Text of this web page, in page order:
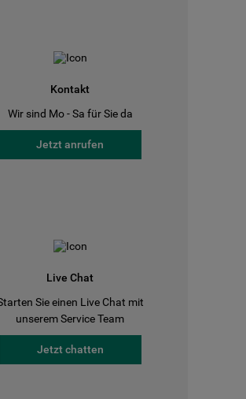
Kontakt
Wir sind Mo - Sa für Sie da
Jetzt anrufen
Live Chat
Sie einen Live Chat mit
unserem Service Team
Jetzt chatten